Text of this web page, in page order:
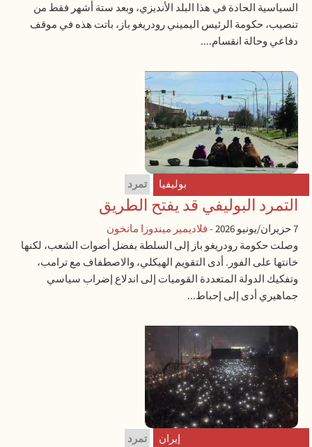
السياسية الحادة في هذا البلد الأنديزي، وبعد ستة أشهر فقط من
تنصيب، حكومة الرئيس اليميني رودريغو باز، باتت هذه في موقف
دفاعي وحالة انقسام....
بوليفيا تمرد
التمرد البوليفي قد يفتح الطريق
7 حزيران/يونيو 2026 -فلاديمير ميندوزا مانخون
وصلت حكومة رودريغو باز إلى السلطة بفضل أصوات الشعب، لكنها
خانتها على الفور. أدى التقويم الهيكلي، والاصطفاف مع ترامب،
وتفكيك الدولة المتعددة القوميات إلى اندلاع إضراب سياسي
جماهيري أدى إلى إحباط...
إيران تمرد